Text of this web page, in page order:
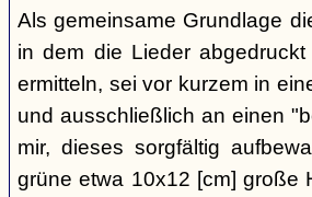
Als gemeinsame Grundlage
in dem die Lieder
ermitteln, sei vor kurzem in
und ausschließlich an einen
mir, dieses sorgfältig
grüne etwa 10x12 [cm] große